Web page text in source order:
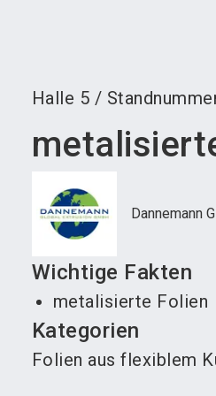
Halle 5 /
Dannemann
Wichtige Fakten
metalisierte Folien
Kategorien
Folien aus flexiblem